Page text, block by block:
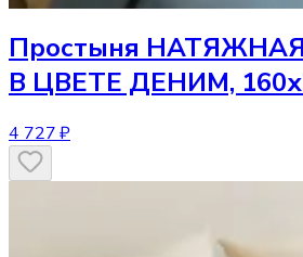
Простыня
В ЦВЕТЕ ДЕНИМ,
4 727 ₽